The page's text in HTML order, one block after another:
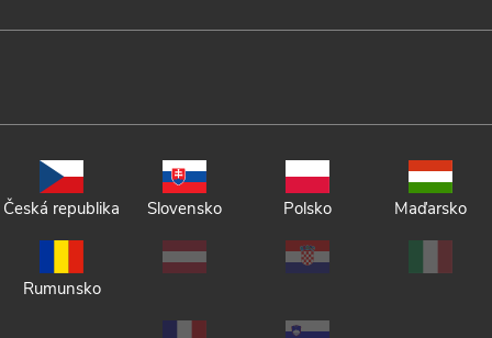
Česká republika Slovensko Polsko Maďarsko
Rumunsko